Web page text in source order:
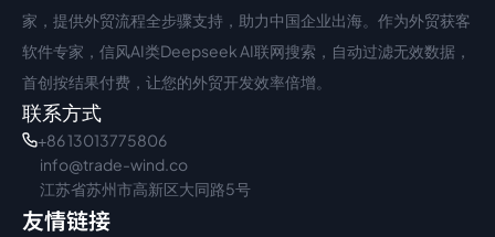
家，提供外贸流程全步骤支持，助力中国企业出海。作为外贸获客
软件专家，信风AI类Deepseek AI联网搜索，自动过滤无效数据，
首创按结果付费，让您的外贸开发效率倍增。
联系方式
+86 13013775806
info@trade-wind.co
江苏省苏州市高新区大同路5号
友情链接